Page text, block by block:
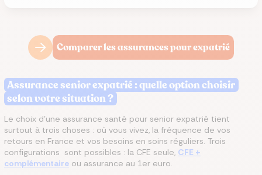
Comparer les assurances pour expatrié
Assurance senior expatrié : quelle option choisir
selon votre situation ?
Le choix d'une assurance santé pour senior expatrié tient
surtout à trois choses : où vous vivez, la fréquence de vos
retours en France et vos besoins en soins réguliers. Trois
configurations sont possibles : la CFE seule, CFE +
complémentaire ou assurance au 1er euro.